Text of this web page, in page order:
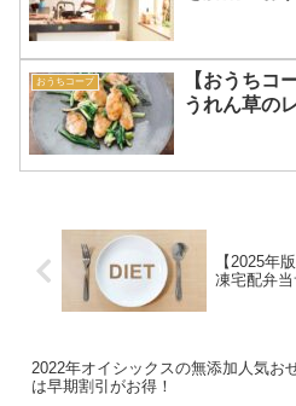
おうちコープ
【おうちコ
うれん草の
【2025年
凍宅配弁
2022年オイシックスの無添加人気お
は早期割引がお得！